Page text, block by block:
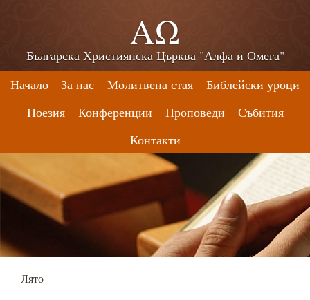
ΑΩ
Българска Християнска Църква "Алфа и Омега"
Начало
За нас Молитвена стая
Библейски уроци
Поезия
Конференции Проповеди
Събития
Контакти
Лято